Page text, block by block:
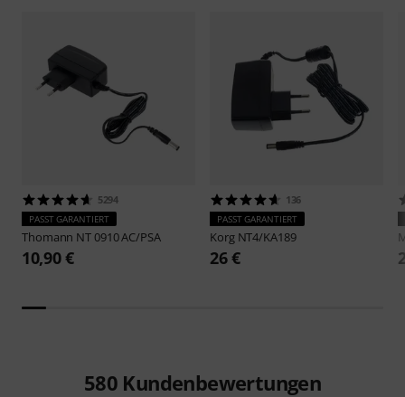
5294
PASST GARANTIERT
Thomann NT 0910 AC/PSA
10,90 €
136
PASST GARANTIERT
Korg NT4/KA189
26 €
580 Kundenbewertungen